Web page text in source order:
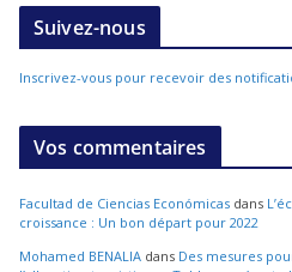
Suivez-nous
Inscrivez-vous pour recevoir des
Vos commentaires
Facultad de Ciencias Económicas dans
croissance : Un bon départ pour 2022
Mohamed BENALIA dans Des mesures